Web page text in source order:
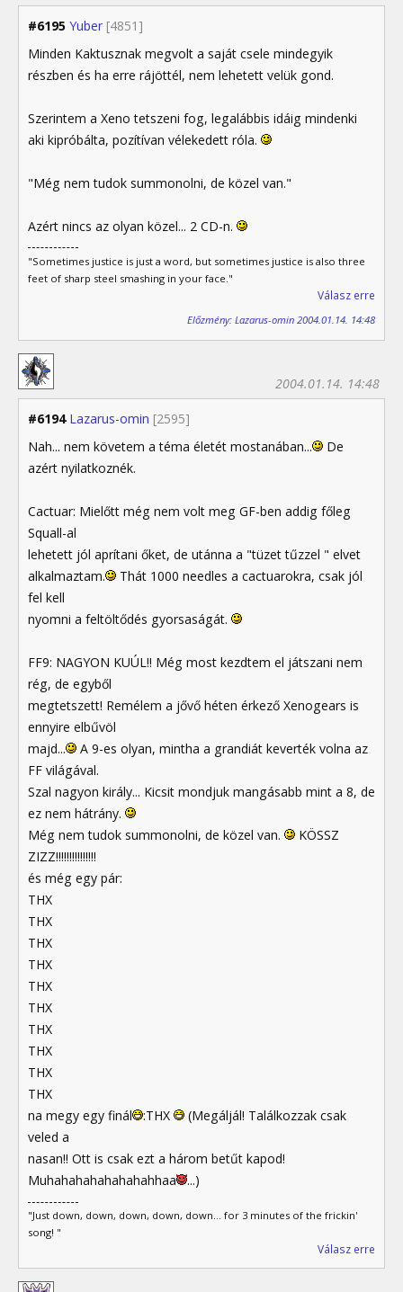
#6195 Yuber [4851]
Minden Kaktusznak megvolt a saját csele mindegyik
részben és ha erre rájöttél, nem lehetett velük gond.
Szerintem a Xeno tetszeni fog, legalábbis idáig mindenki
aki kipróbálta, pozítívan vélekedett róla.
"Még nem tudok summonolni, de közel van."
Azért nincs az olyan közel... 2 CD-n.
"Sometimes justice is just a word, but sometimes justice is also three
feet of sharp steel smashing in your face."
Válasz erre
Előzmény: Lazarus-omin 2004.01.14. 14:48
#6194 Lazarus-omin [2595]
2004.01.14. 14:48
Nah... nem követem a téma életét mostanában...
De
azért nyilatkoznék.
Cactuar: Mielőtt még nem volt meg GF-ben addig főleg
Squall-al
lehetett jól aprítani őket, de utánna a "tüzet tűzzel " elvet
alkalmaztam.
Thát 1000 needles a cactuarokra, csak jól
fel kell
nyomni a feltöltődés gyorsaságát.
FF9: NAGYON KUÚL!! Még most kezdtem el játszani nem
rég, de egyből
megtetszett! Remélem a jővő héten érkező Xenogears is
ennyire elbűvöl
majd...
A 9-es olyan, mintha a grandiát keverték volna az
FF világával.
Szal nagyon király... Kicsit mondjuk mangásabb mint a 8, de
ez nem hátrány.
Még nem tudok summonolni, de közel van.
KÖSSZ
ZIZZ!!!!!!!!!!!!!!!
és még egy pár:
THX
THX
THX
THX
THX
THX
THX
THX
THX
THX
na megy egy finál
:THX
(Megáljál! Találkozzak csak
veled a
nasan!! Ott is csak ezt a három betűt kapod!
Muhahahahahahahahhaa
...)
"Just down, down, down, down, down... for 3 minutes of the frickin'
song! "
Válasz erre